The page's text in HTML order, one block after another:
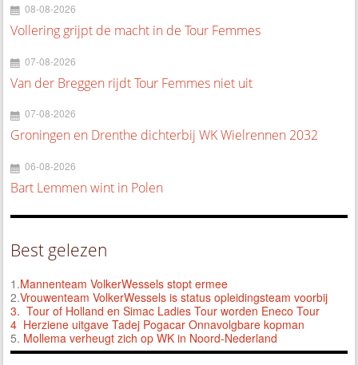
08-08-2026
Vollering grijpt de macht in de Tour Femmes
07-08-2026
Van der Breggen rijdt Tour Femmes niet uit
07-08-2026
Groningen en Drenthe dichterbij WK Wielrennen 2032
06-08-2026
Bart Lemmen wint in Polen
Best gelezen
1.Mannenteam VolkerWessels stopt ermee
2.Vrouwenteam VolkerWessels is status opleidingsteam voorbij
3. Tour of Holland en Simac Ladies Tour worden Eneco Tour
4 Herziene uitgave Tadej Pogacar Onnavolgbare kopman
5. Mollema verheugt zich op WK in Noord-Nederland